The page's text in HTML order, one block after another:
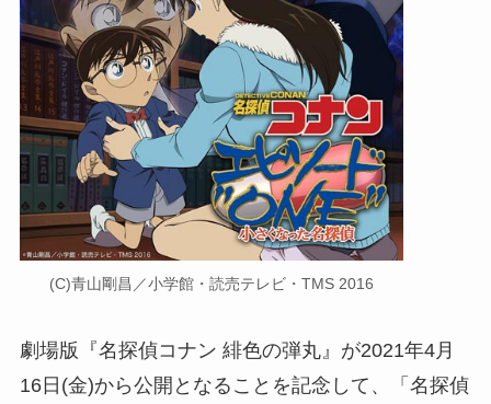
(C)青山剛昌／小学館・読売テレビ・TMS 2016
劇場版『名探偵コナン 緋色の弾丸』が2021年4月
16日(金)から公開となることを記念して、「名探偵